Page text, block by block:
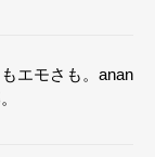
エモさも。anan